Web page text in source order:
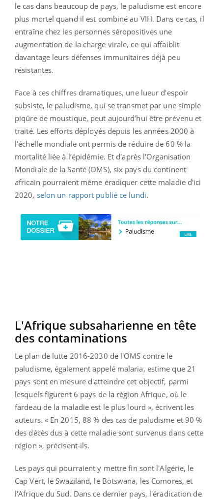
le cas dans beaucoup de pays, le paludisme est encore
plus mortel quand il est combiné au VIH. Dans ce cas, il
entraîne chez les personnes séropositives une
augmentation de la charge virale, ce qui affaiblit
davantage leurs défenses immunitaires déjà peu
résistantes.
Face à ces chiffres dramatiques, une lueur d'espoir
subsiste, le paludisme, qui se transmet par une simple
piqûre de moustique, peut aujourd’hui être prévenu et
traité. Les efforts déployés depuis les années 2000 à
l’échelle mondiale ont permis de réduire de 60 % la
mortalité liée à l’épidémie. Et d'après l'Organisation
Mondiale de la Santé (OMS), six pays du continent
africain pourraient même éradiquer cette maladie d'ici
2020, selon un rapport publié ce lundi.
L'Afrique subsaharienne en tête
des contaminations
Le plan de lutte 2016-2030 de l'OMS contre le
paludisme, également appelé malaria, estime que 21
pays sont en mesure d'atteindre cet objectif, parmi
lesquels figurent 6 pays de la région Afrique, où le
fardeau de la maladie est le plus lourd », écrivent les
auteurs. « En 2015, 88 % des cas de paludisme et 90 %
des décès dus à cette maladie sont survenus dans cette
région », précisent-ils.
Les pays qui pourraient y mettre fin sont l'Algérie, le
Cap Vert, le Swaziland, le Botswana, les Comores, et
l'Afrique du Sud. Dans ce dernier pays, l'éradication de